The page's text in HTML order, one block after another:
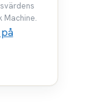
Machine.